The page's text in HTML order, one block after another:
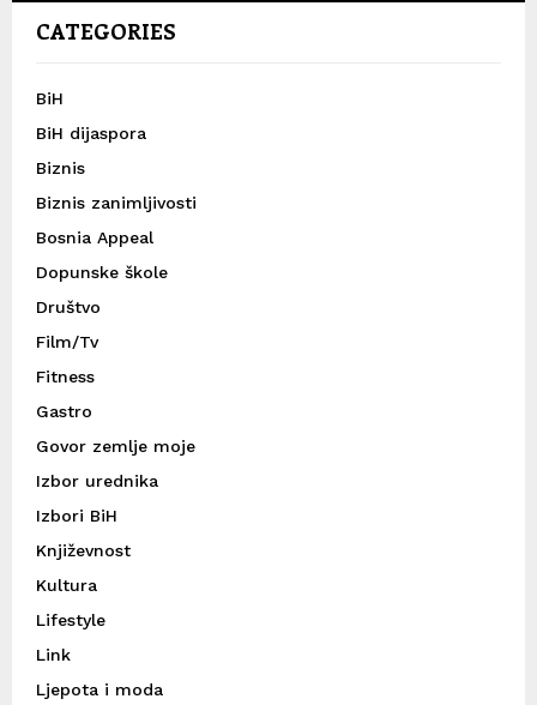
CATEGORIES
BiH
BiH dijaspora
Biznis
Biznis zanimljivosti
Bosnia Appeal
Dopunske škole
Društvo
Film/Tv
Fitness
Gastro
Govor zemlje moje
Izbor urednika
Izbori BiH
Književnost
Kultura
Lifestyle
Link
Ljepota i moda